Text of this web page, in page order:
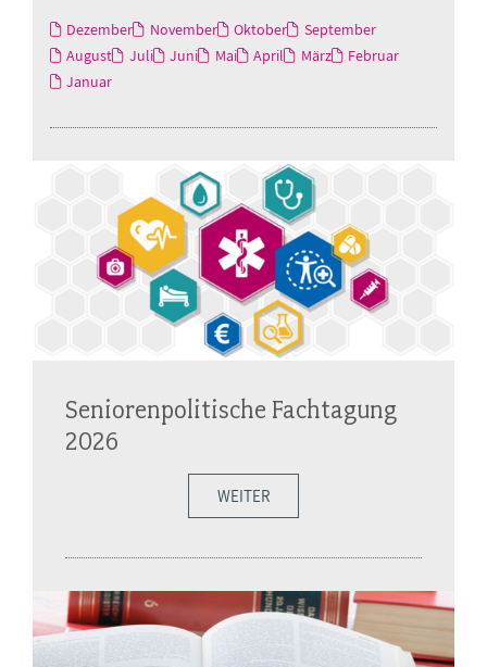
Dezember November Oktober
September
August
Juli Juni Mai April März
Februar
Januar
Seniorenpolitische Fachtagung
2026
WEITER